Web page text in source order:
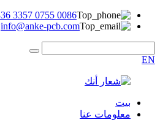
0086 0755 3357 2336
info@anke-pcb.com
EN
بيت
معلومات عنا